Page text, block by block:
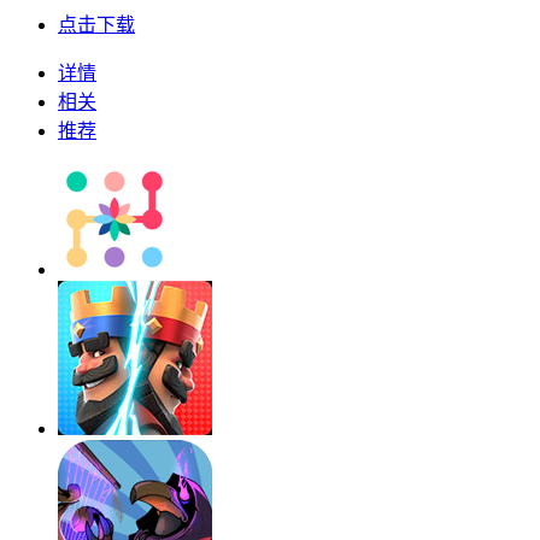
点击下载
详情
相关
推荐